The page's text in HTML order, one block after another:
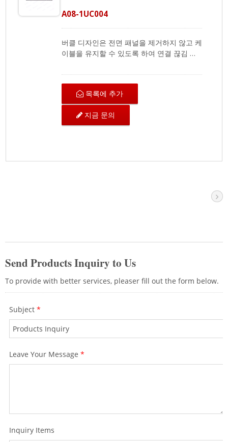
A08-1UC004
버클 디자인은 전면 패널을 제거하지 않고 케
이블을 유지할 수 있도록 하여 연결 끊김 가
스템은 케이블 저장 및 관리 기능을 제공합니
다. 표준 EIA 19인치에 따라, 우리의 케이블
관리는 모든 표준 서버 랙 및 서버 캐비닛에
설치할 수 있습니다. CRXCabling 전문 팀이
항상 귀하를 위해 대기하고 있으며, 귀하의
요구 사항을 충족하는 솔루션을 소개하게 되
목록에 추가
지금 문의